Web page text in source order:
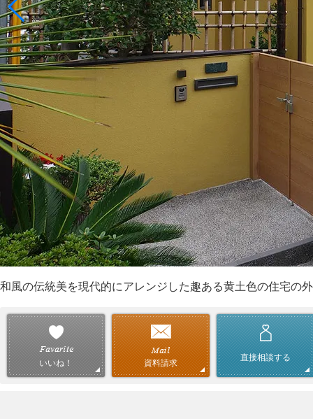
和風の伝統美を現代的にアレンジした趣ある黄土色の住宅の
いいね！ 資料請求
直接相談する